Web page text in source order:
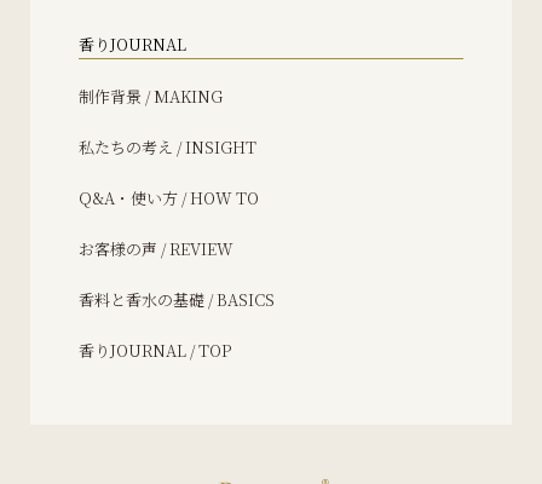
香りJOURNAL
制作背景 / MAKING
私たちの考え / INSIGHT
Q&A・使い方 / HOW TO
お客様の声 / REVIEW
香料と香水の基礎 / BASICS
香りJOURNAL / TOP